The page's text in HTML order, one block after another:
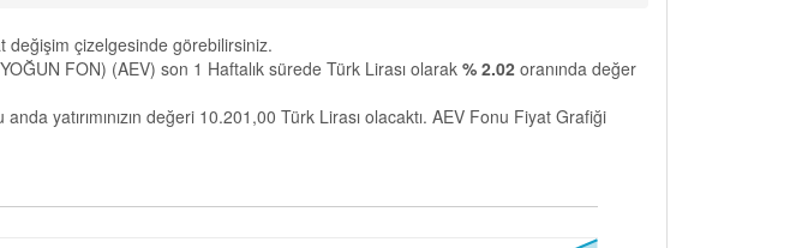
değişim çizelgesinde görebilirsiniz.
FON) (AEV) son 1 Haftalık sürede Türk Lirası olarak % 2.02 oranında değer
yatırımınızın değeri 10.201,00 Türk Lirası olacaktı. AEV Fonu Fiyat Grafiği